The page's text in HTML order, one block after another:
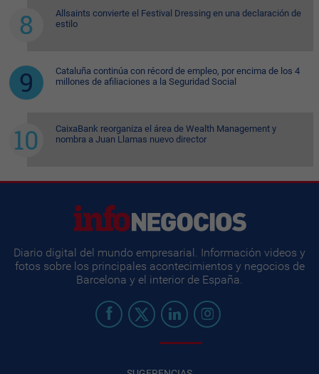
Allsaints convierte el Festival Dressing en una declaración de
estilo
Cataluña continúa con récord de empleo, por encima de los 4
millones de afiliaciones a la Seguridad Social
CaixaBank reorganiza el área de Wealth Management y
nombra a Juan Llamas nuevo director
Diario digital del mundo empresarial. Información videos y
fotos sobre los principales acontecimientos y negocios de
Barcelona y el interior de España.